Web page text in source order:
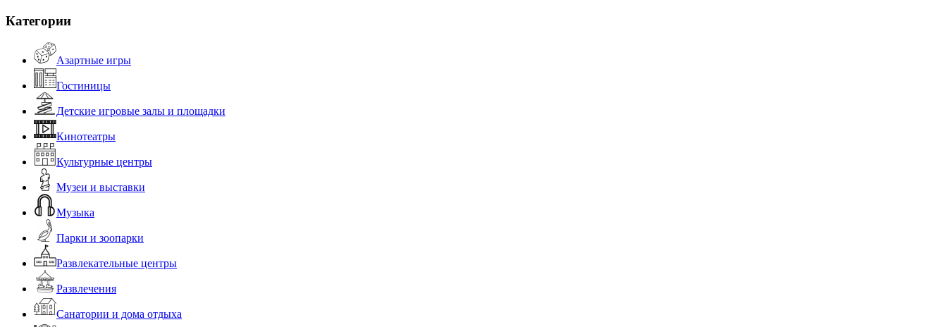
Категории
Азартные игры
Гостиницы
Детские игровые залы и площадки
Кинотеатры
Культурные центры
Музеи и выставки
Музыка
Парки и зоопарки
Развлекательные центры
Развлечения
Санатории и дома отдыха